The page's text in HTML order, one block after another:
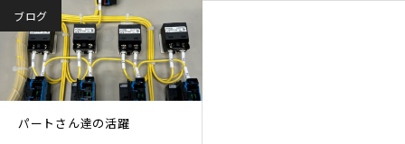
ブログ
パートさん達の活躍